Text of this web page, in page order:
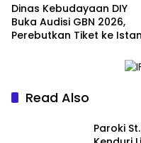
Dinas Kebudayaan DIY
Buka Audisi GBN 2026,
Perebutkan Tiket ke
Read Also
Paroki